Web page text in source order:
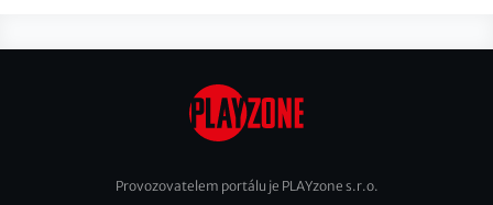
Provozovatelem portálu je PLAYzone s.r.o.